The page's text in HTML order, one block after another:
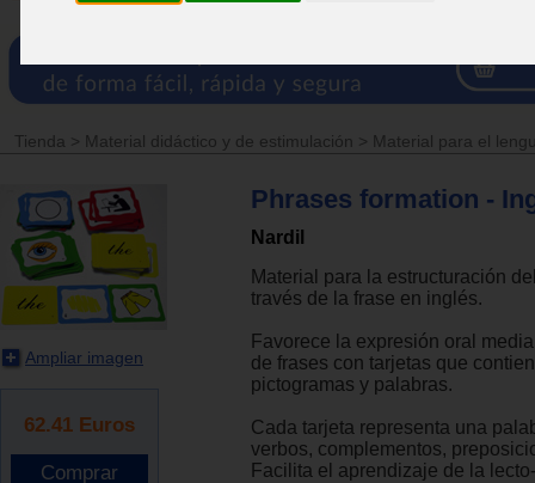
Tienda > Material didáctico y de estimulación > Material para el
Ampliar imagen
62.41 Euros
Phrases formation -
Nardil
Material para la estructuración
través de la frase en inglés.
Favorece la expresión oral
de frases con tarjetas que
pictogramas y palabras.
Cada tarjeta representa una
verbos, complementos,
Facilita el aprendizaje de la